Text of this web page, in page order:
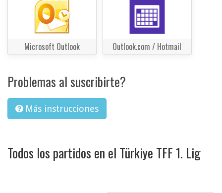
Microsoft Outlook Outlook.com / Hotmail
Problemas al suscribirte?
Más instrucciones
Todos los partidos en el Türkiye TFF 1. Lig